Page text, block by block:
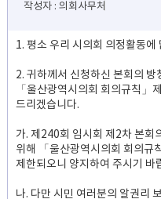
작성자 : 의회사무처
1. 평소 우리 시의회 의정활동
2. 귀하께서 신청하신 본회의 방
「울산광역시의회 회의규칙」
드리겠습니다.
가. 제240회 임시회 제2차 본
위해 「울산광역시의회 회의규
제한되오니 양지하여 주시기 바
나. 다만 시민 여러분의 알권리